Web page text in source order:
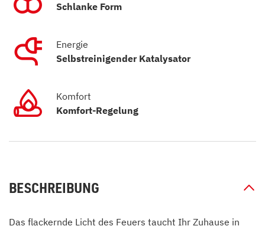
Schlanke Form
Energie
Selbstreinigender Katalysator
Komfort
Komfort-Regelung
BESCHREIBUNG
Das flackernde Licht des Feuers taucht Ihr Zuhause in